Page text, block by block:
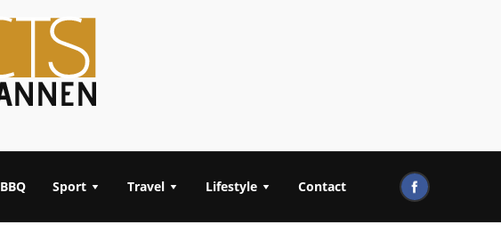
BBQ Sport Travel Lifestyle Contact